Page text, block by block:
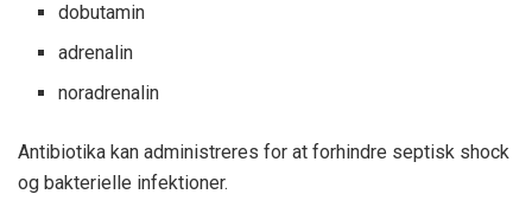
dobutamin
adrenalin
noradrenalin
Antibiotika kan administreres for at forhindre septisk shock
og bakterielle infektioner.